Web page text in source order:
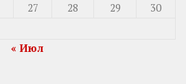
27 28 29
30
« Июл